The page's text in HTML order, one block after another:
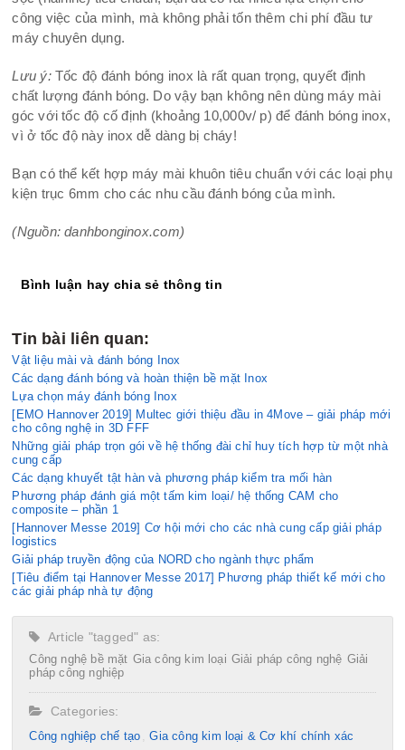
công việc của mình, mà không phải tốn thêm chi phí đầu tư
máy chuyên dụng.
Lưu ý:Tốc độ đánh bóng inox là rất quan trọng, quyết định
chất lượng đánh bóng. Do vậy bạn không nên dùng máy mài
góc với tốc độ cố định (khoảng 10,000v/ p) để đánh bóng inox,
vì ở tốc độ này inox dễ dàng bị cháy!
Bạn có thể kết hợp máy mài khuôn tiêu chuẩn với các loại phụ
kiện trục 6mm cho các nhu cầu đánh bóng của mình.
(Nguồn: danhbonginox.com)
Bình luận hay chia sẻ thông tin
Tin bài liên quan:
Vật liệu mài và đánh bóng Inox
Các dạng đánh bóng và hoàn thiện bề mặt Inox
Lựa chọn máy đánh bóng Inox
[EMO Hannover 2019] Multec giới thiệu đầu in 4Move – giải pháp mới
cho công nghệ in 3D FFF
Những giải pháp trọn gói về hệ thống đài chỉ huy tích hợp từ một nhà
cung cấp
Các dạng khuyết tật hàn và phương pháp kiểm tra mối hàn
Phương pháp đánh giá một tấm kim loại/ hệ thống CAM cho
composite – phần 1
[Hannover Messe 2019] Cơ hội mới cho các nhà cung cấp giải pháp
logistics
Giải pháp truyền động của NORD cho ngành thực phẩm
[Tiêu điểm tại Hannover Messe 2017] Phương pháp thiết kế mới cho
các giải pháp nhà tự động
Article "tagged" as:
Công nghệ bề mặt Gia công kim loại Giải pháp công nghệ Giải
pháp công nghiệp
Categories:
Công nghiệp chế tạo​ Gia công kim loại & Cơ khí chính xác